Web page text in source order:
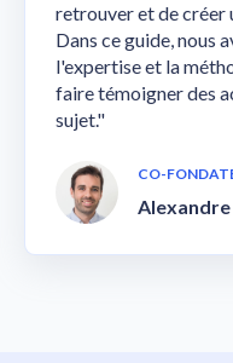
retrouver et de créer
Dans ce guide, nous
l'expertise et la
faire témoigner des
sujet."
CO-